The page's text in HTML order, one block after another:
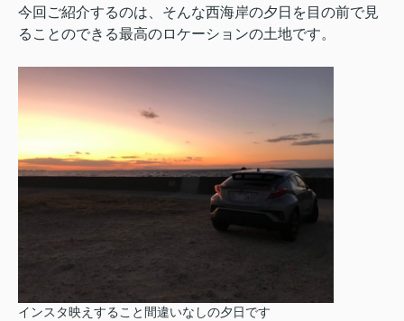
今回ご紹介するのは、そんな西海岸の夕日を目の前で見
ることのできる最高のロケーションの土地です。
インスタ映えすること間違いなしの夕日です